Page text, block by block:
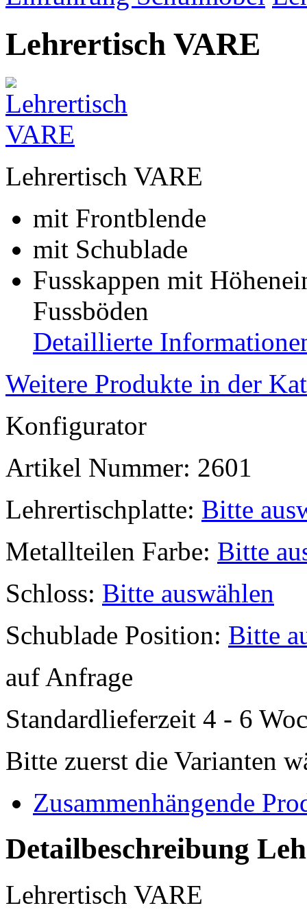
Lehrertisch VARE
Lehrertisch VARE
mit Frontblende
mit Schublade
Fusskappen mit
Fussböden
Detaillierte
Weitere Produkte in der
Konfigurator
Artikel Nummer: 2601
Lehrertischplatte: Bitte
Metallteilen Farbe: Bitte
Schloss: Bitte auswählen
Schublade Position: Bitte
auf Anfrage
Standardlieferzeit 4 - 6
Bitte zuerst die Varianten
Zusammenhängende
Detailbeschreibung
Lehrertisch VARE